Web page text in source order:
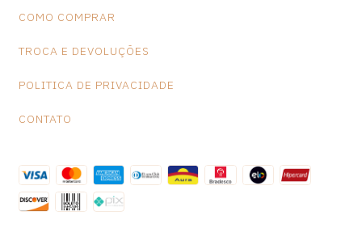
COMO COMPRAR
TROCA E DEVOLUÇÕES
POLITICA DE PRIVACIDADE
CONTATO